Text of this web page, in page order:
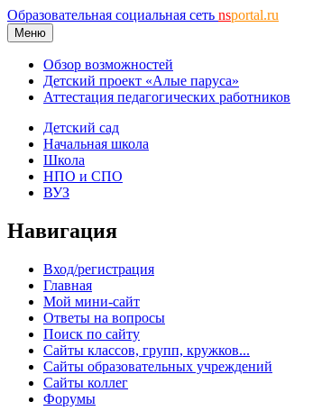
Образовательная социальная сеть nsportal.ru
Меню
Обзор возможностей
Детский проект «Алые паруса»
Аттестация педагогических работников
Детский сад
Начальная школа
Школа
НПО и СПО
ВУЗ
Навигация
Вход/регистрация
Главная
Мой мини-сайт
Ответы на вопросы
Поиск по сайту
Сайты классов, групп, кружков...
Сайты образовательных учреждений
Сайты коллег
Форумы